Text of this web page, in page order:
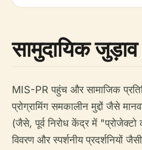
सामुदायिक
MIS-PR पहुंच और सामाजिक
प्रोग्रामिंग समकालीन मुद्दों जैसे
(जैसे, पूर्व निरोध केंद्र में "प्रोजेक्टो
विवरण और स्पर्शनीय प्रदर्शनियों